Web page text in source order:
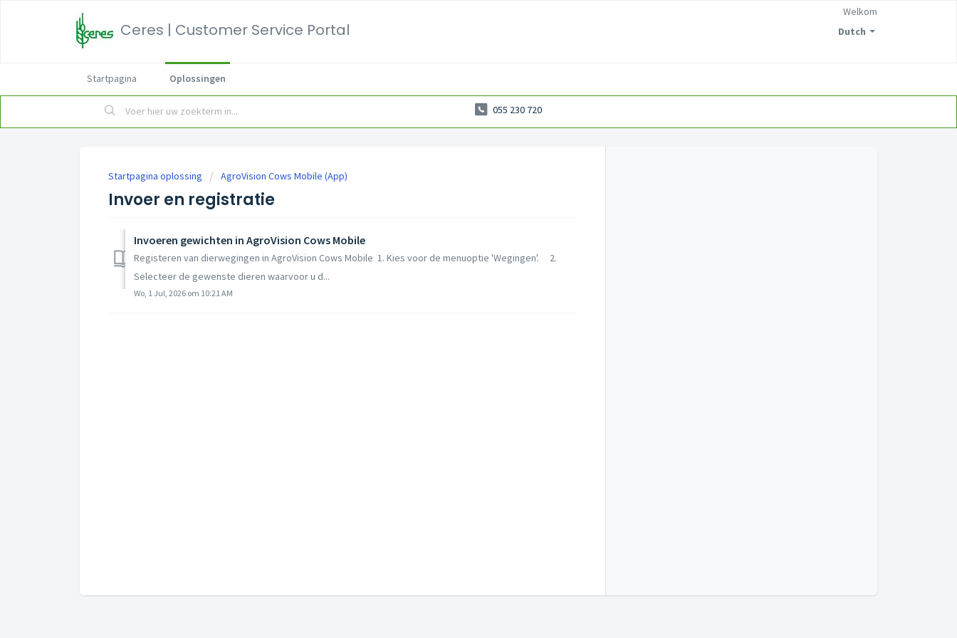
Ceres | Customer Service Portal Dutch
Welkom
Startpagina Oplossingen
055 230 720
Startpagina oplossing AgroVision Cows Mobile (App)
Invoer en registratie
Invoeren gewichten in AgroVision Cows Mobile
Registeren van dierwegingen in AgroVision Cows Mobile 1. Kies voor de menuoptie 'Wegingen'. 2.
Selecteer de gewenste dieren waarvoor u d...
Wo, 1 Jul, 2026 om 10:21 AM